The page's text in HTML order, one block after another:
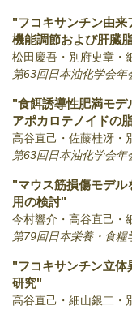
"フコキサンチン由来
機能調節および肝臓
松田慶吾・別府史章・
第63回日本油化学会年
"食餌誘導性肥満モデ
アポカロテノイドの
高谷直己・佐藤桂冴・
第63回日本油化学会年
"マウス筋損傷モデル
用の検討"
今村響介・高谷直己・
第79回日本栄養・食糧
"フコキサンチン立体
研究"
高谷直己・細山銀二・